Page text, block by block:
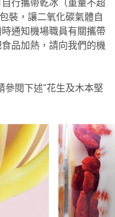
行攜帶乾冰（重量不超
裝，讓二氧化碳氣體自
通知機場職員有關攜帶
品加熱，請向我們的機
參閱下述"花生及木本堅